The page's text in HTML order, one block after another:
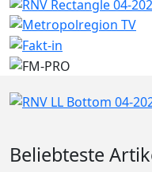
Beliebteste